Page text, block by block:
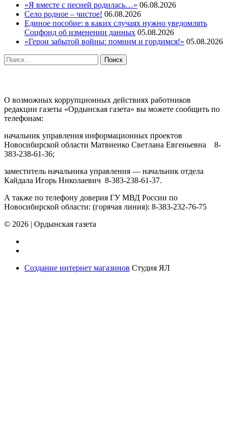
«Я вместе с песней родилась…» 06.08.2026
Село родное – чистое! 06.08.2026
Единое пособие: в каких случаях нужно уведомлять
Соцфонд об изменении данных 05.08.2026
«Герои забытой войны: помним и гордимся!» 05.08.2026
Найти:
О возможных коррупционных действиях работников
редакции газеты «Ордынская газета» вы можете сообщить по
телефонам:
начальник управления информационных проектов
Новосибирской области Матвиенко Светлана Евгеньевна 8-
383-238-61-36;
заместитель начальника управления — начальник отдела
Кайдала Игорь Николаевич 8-383-238-61-37.
А также по телефону доверия ГУ МВД России по
Новосибирской области: (горячая линия): 8-383-232-76-75
© 2026 | Ордынская газета
Создание интернет магазинов Студия ЯЛ